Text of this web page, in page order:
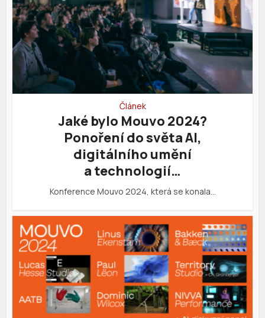
Článek
Jaké bylo Mouvo 2024?
Ponoření do světa AI,
digitálního umění
a technologií…
Konference Mouvo 2024, která se konala…